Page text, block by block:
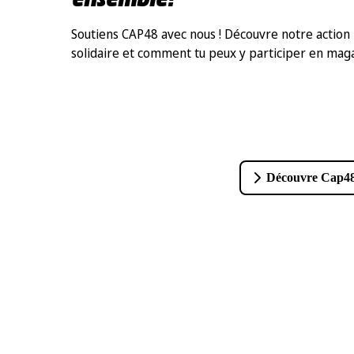
Soutiens CAP48 avec nous ! Découvre notre action
solidaire et comment tu peux y participer en
Découvre